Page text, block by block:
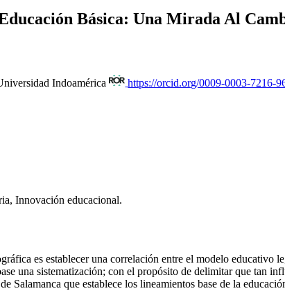
Básica: Una Mirada Al
Indoamérica https://orcid.org/0009-0003-7216-
Innovación educacional.
es establecer una correlación entre el modelo educativo
una sistematización; con el propósito de delimitar que tan
Salamanca que establece los lineamientos base de la